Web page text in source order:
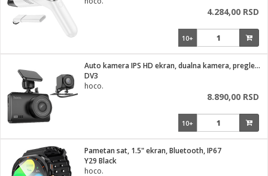
4.284,00 RSD
10+
Auto kamera IPS HD ekran, dualna kamera, pregledom od 140°
DV3
hoco.
8.890,00 RSD
10+
Pametan sat, 1.5" ekran, Bluetooth, IP67
Y29 Black
hoco.